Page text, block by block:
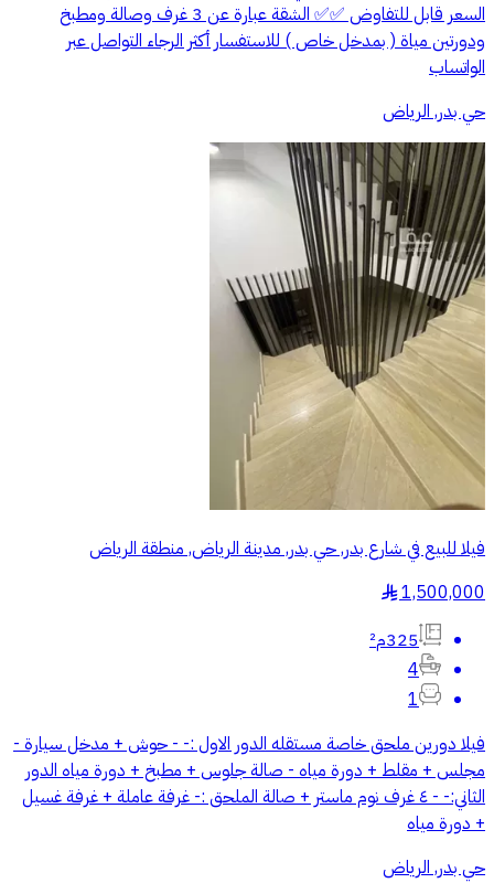
السعر قابل للتفاوض ✅✅ الشقة عبارة عن 3 غرف وصالة ومطبخ
ودورتين مياة ( بمدخل خاص ) للاستفسار أكثر الرجاء التواصل عبر
الواتساب
حي بدر, الرياض
فيلا للبيع في شارع بدر, حي بدر, مدينة الرياض, منطقة الرياض
1,500,000
§
325م²
4
1
فيلا دورين ملحق خاصة مستقله الدور الاول :- - حوش + مدخل سيارة -
مجلس + مقلط + دورة مياه - صالة جلوس + مطبخ + دورة مياه الدور
الثاني:- - ٤ غرف نوم ماستر + صالة الملحق :- غرفة عاملة + غرفة غسيل
+ دورة مياه
حي بدر, الرياض